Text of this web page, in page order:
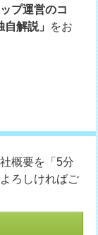
プ運営のコ
自解説」 をお
概要を「5分
ろしければご